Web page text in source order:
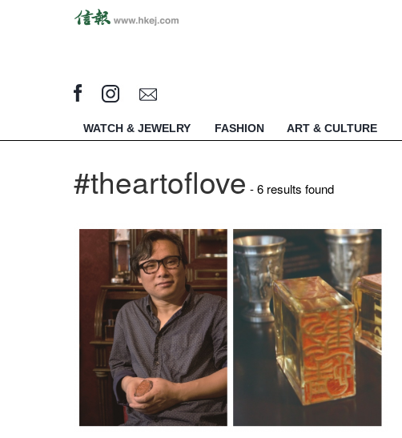
WATCH & JEWELRY FASHION ART & CULTURE
#theartoflove - 6 results found